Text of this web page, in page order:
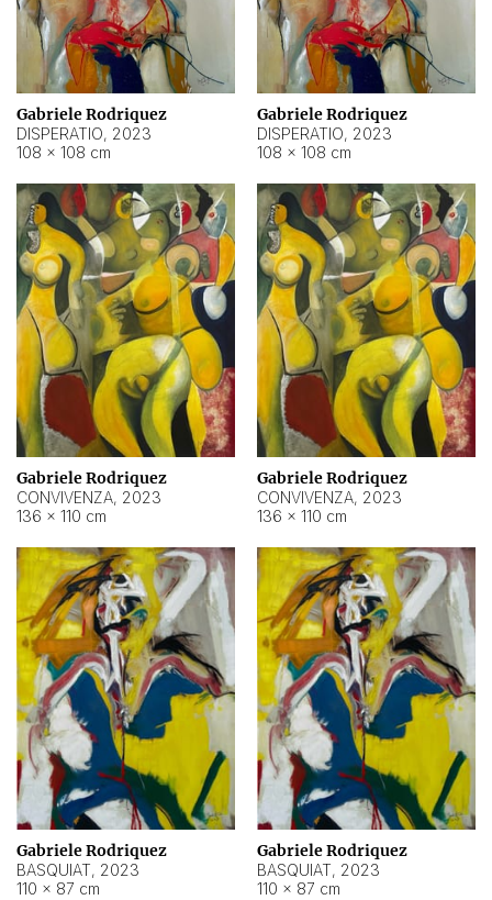
Gabriele Rodriquez
DISPERATIO, 2023
108 × 108 cm
Gabriele Rodriquez
DISPERATIO, 2023
108 × 108 cm
Gabriele Rodriquez
CONVIVENZA, 2023
136 × 110 cm
Gabriele Rodriquez
CONVIVENZA, 2023
136 × 110 cm
Gabriele Rodriquez
BASQUIAT, 2023
110 × 87 cm
Gabriele Rodriquez
BASQUIAT, 2023
110 × 87 cm